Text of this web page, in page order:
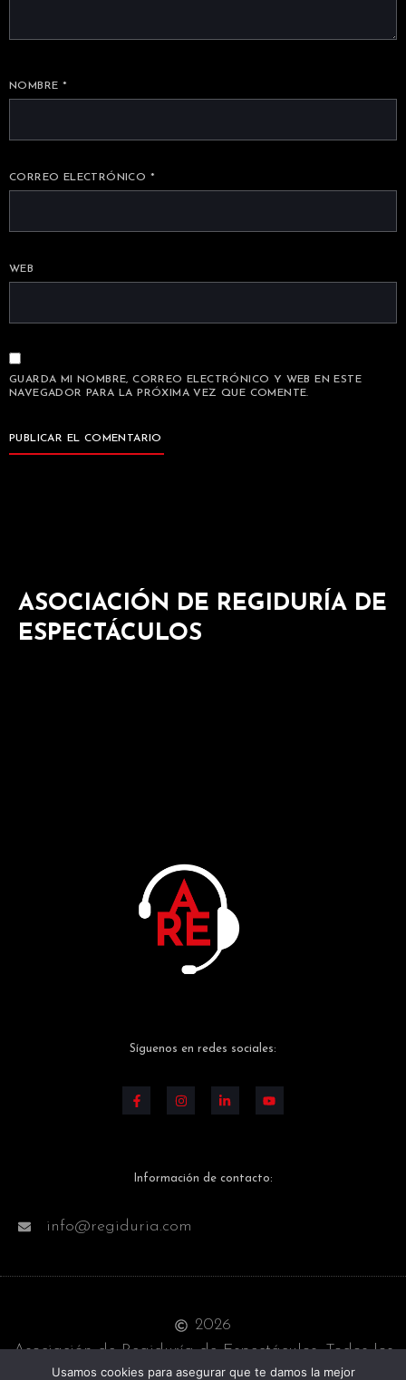
NOMBRE *
CORREO ELECTRÓNICO *
WEB
GUARDA MI NOMBRE, CORREO ELECTRÓNICO Y WEB EN ESTE
NAVEGADOR PARA LA PRÓXIMA VEZ QUE COMENTE.
ASOCIACIÓN DE REGIDURÍA DE
ESPECTÁCULOS
Síguenos en redes sociales:
Información de contacto:
info@regiduria.com
2026
Asociación de Regiduría de Espectáculos. Todos los
derechos reservados
Usamos cookies para asegurar que te damos la mejor